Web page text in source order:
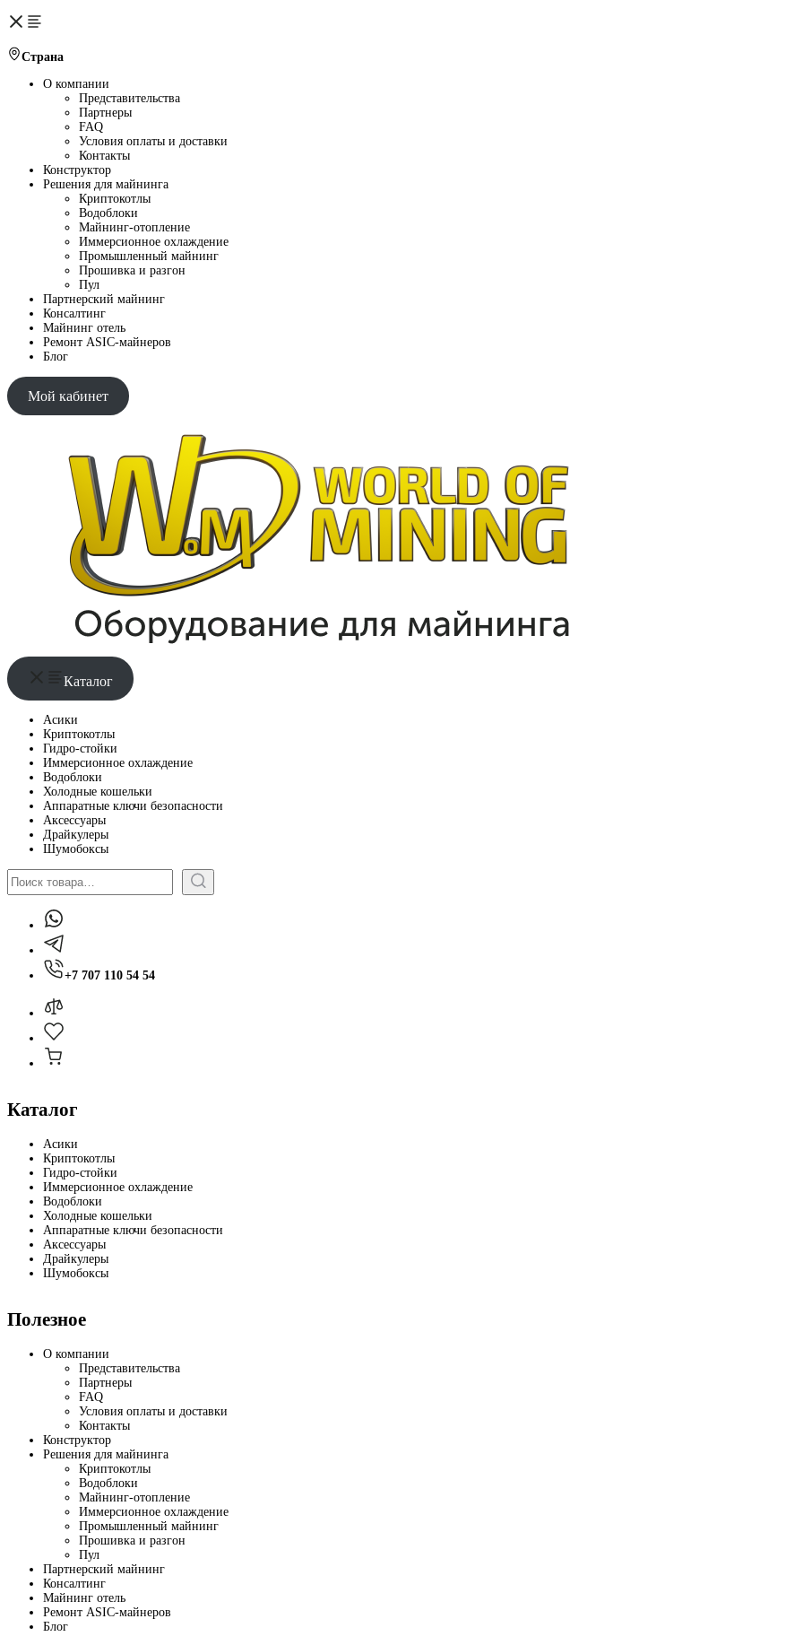
Страна
О компании
Представительства
Партнеры
FAQ
Условия оплаты и доставки
Контакты
Конструктор
Решения для майнинга
Криптокотлы
Водоблоки
Майнинг-отопление
Иммерсионное охлаждение
Промышленный майнинг
Прошивка и разгон
Пул
Партнерский майнинг
Консалтинг
Майнинг отель
Ремонт ASIC-майнеров
Блог
Мой кабинет
Каталог
Асики
Криптокотлы
Гидро-стойки
Иммерсионное охлаждение
Водоблоки
Холодные кошельки
Аппаратные ключи безопасности
Аксессуары
Драйкулеры
Шумобоксы
Поиск
+7 707 110 54 54
Каталог
Асики
Криптокотлы
Гидро-стойки
Иммерсионное охлаждение
Водоблоки
Холодные кошельки
Аппаратные ключи безопасности
Аксессуары
Драйкулеры
Шумобоксы
Полезное
О компании
Представительства
Партнеры
FAQ
Условия оплаты и доставки
Контакты
Конструктор
Решения для майнинга
Криптокотлы
Водоблоки
Майнинг-отопление
Иммерсионное охлаждение
Промышленный майнинг
Прошивка и разгон
Пул
Партнерский майнинг
Консалтинг
Майнинг отель
Ремонт ASIC-майнеров
Блог